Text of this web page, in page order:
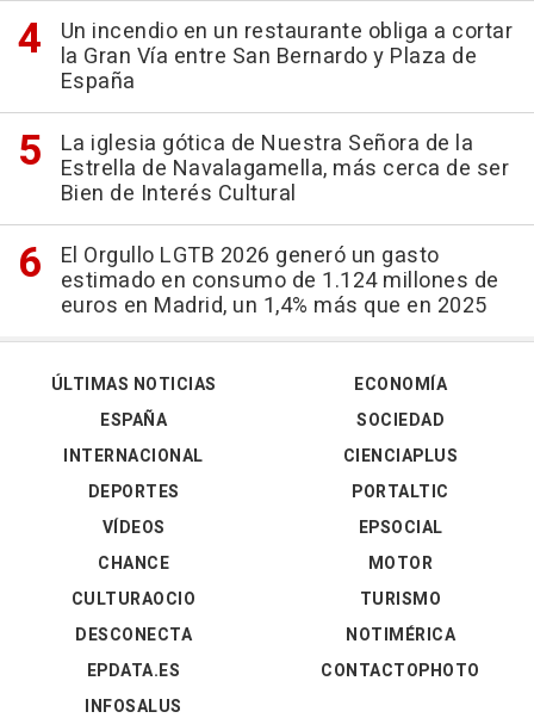
Un incendio en un restaurante obliga a cortar
la Gran Vía entre San Bernardo y Plaza de
España
La iglesia gótica de Nuestra Señora de la
Estrella de Navalagamella, más cerca de ser
Bien de Interés Cultural
El Orgullo LGTB 2026 generó un gasto
estimado en consumo de 1.124 millones de
euros en Madrid, un 1,4% más que en 2025
ÚLTIMAS NOTICIAS
ESPAÑA
INTERNACIONAL
DEPORTES
VÍDEOS
ECONOMÍA
SOCIEDAD
CIENCIAPLUS
PORTALTIC
EPSOCIAL
CHANCE
CULTURAOCIO
DESCONECTA
EPDATA.ES
INFOSALUS
MOTOR
TURISMO
NOTIMÉRICA
CONTACTOPHOTO